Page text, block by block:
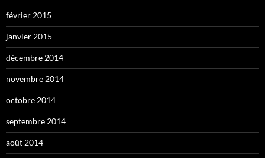
février 2015
janvier 2015
décembre 2014
novembre 2014
octobre 2014
septembre 2014
août 2014